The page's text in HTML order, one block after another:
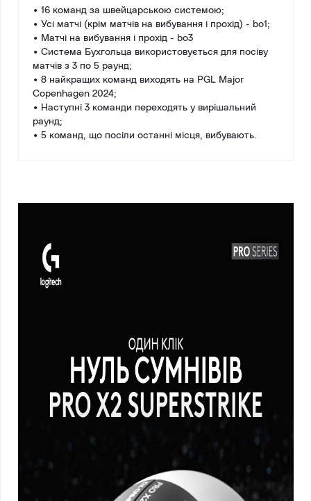
• 16 команд за швейцарською системою;
• Усі матчі (крім матчів на вибування і прохід) - bo1;
• Матчі на вибування і прохід - bo3
• Система Бухгольца використовується для посіву
матчів з 3 по 5 раунд;
• 8 найкращих команд виходять на PGL Major
Copenhagen 2024;
• Наступні 3 команди переходять у вирішальний
раунд;
• 5 команд, що посіли останні місця, вибувають.